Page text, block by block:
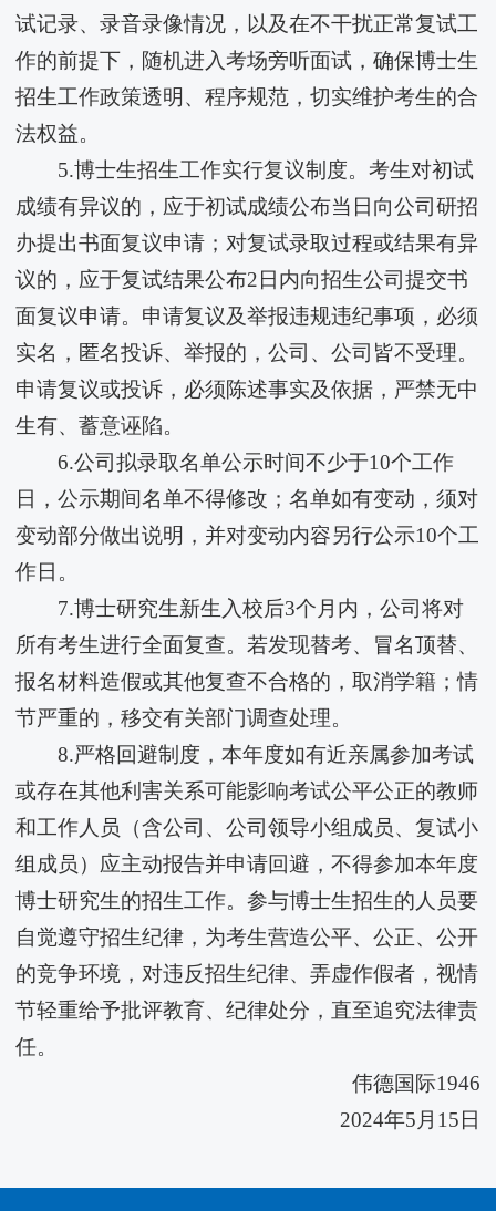
试记录、录音录像情况，以及在不干扰正常复试工
作的前提下，随机进入考场旁听面试，确保博士生
招生工作政策透明、程序规范，切实维护考生的合
法权益。
5.博士生招生工作实行复议制度。考生对初试
成绩有异议的，应于初试成绩公布当日向公司研招
办提出书面复议申请；对复试录取过程或结果有异
议的，应于复试结果公布2日内向招生公司提交书
面复议申请。申请复议及举报违规违纪事项，必须
实名，匿名投诉、举报的，公司、公司皆不受理。
申请复议或投诉，必须陈述事实及依据，严禁无中
生有、蓄意诬陷。
6.公司拟录取名单公示时间不少于10个工作
日，公示期间名单不得修改；名单如有变动，须对
变动部分做出说明，并对变动内容另行公示10个工
作日。
7.博士研究生新生入校后3个月内，公司将对
所有考生进行全面复查。若发现替考、冒名顶替、
报名材料造假或其他复查不合格的，取消学籍；情
节严重的，移交有关部门调查处理。
8.严格回避制度，本年度如有近亲属参加考试
或存在其他利害关系可能影响考试公平公正的教师
和工作人员（含公司、公司领导小组成员、复试小
组成员）应主动报告并申请回避，不得参加本年度
博士研究生的招生工作。参与博士生招生的人员要
自觉遵守招生纪律，为考生营造公平、公正、公开
的竞争环境，对违反招生纪律、弄虚作假者，视情
节轻重给予批评教育、纪律处分，直至追究法律责
任。
伟德国际1946
2024年5月15日